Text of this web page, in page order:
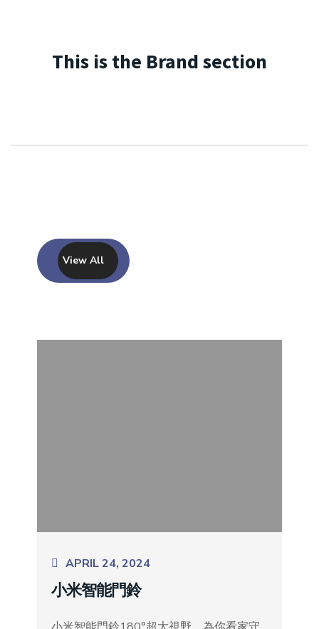
This is the Brand section
View All
APRIL 24, 2024
小米智能門鈴